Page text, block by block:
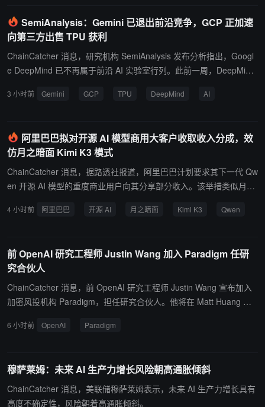
称，类似的采用趋势正在肯尼亚、尼日利亚和加纳等国蔓延，覆盖法
律、教育、商业服务等多个领域。中国开源模型（如 DeepSeek、千
问等）允许免费下载和修改，而领先的美国模型通常为闭源且收费，
在中低收入国家形成显著的成本与可及性差异。行业人士指出，中国
SemiAnalysis：Gemini 已退出前沿竞争，GCP 正加速
向第三方出售 TPU 获利
ChainCatcher 消息，研究机构 SemiAnalysis 发布分析指出，Googl
e DeepMind 已不再属于前沿 AI 实验室行列。此前一周，DeepMind
Dean 及 Gemini 联合负责人 Oriol Vinyals 等核心成员离职，创立新
emini 3.5 Pro 已被取消，Gemini 3.6 Flash 性能不及中国头部开源模
型与 Grok 4.5，当前 Gemini 在大模型排名中已跌至第 8 或第 9 位。
与此同时，GCP 正向 Anthropic 等竞争对手大量出售 TPU，过去 9
个月内已锁定数十万颗 TPU 的长期租赁及销售合同。Tokenomics 模
三方 AI 云服务收入将超 730 亿美元，TPU 系统销售额外贡献超 120
3 小时前 Gemini GCP TPU DeepMind AI
阿里巴巴拟对开源 AI 模型商用大客户收取收入分成，效
仿月之暗面 Kimi K3 模式
ChainCatcher 消息，据路透社报道，阿里巴巴计划要求其下一代 Qw
en 开源 AI 模型的重度商业用户向其分享部分收入。该举措类似月之
务出售且年收入超过 2000 万美元，需与月之暗面商谈商业协议，据
成形。DigitalOcean 等多家美国云厂商已与月之暗面签署商业协议。
定价方面，Kimi K3 的输入/输出 Token 价格约为 Anthropic Fable 模
型的三分之一。此外，由前 OpenAI CTO Mira Murati 创立的 Thinki
ng Machines Lab 也已加入开源阵营，上月发布了其首个开源模型。
式，在开源模型上探索可持续商业化路径。
4 小时前 阿里巴巴 开源 AI 月之暗面 Kimi K3 Qwen
前 OpenAI 研究工程师 Justin Wang 加入 Paradigm 任研
究合伙人
ChainCatcher 消息，前 OpenAI 研究工程师 Justin Wang 宣布加入
加密风投机构 Paradigm，担任研究合伙人。他将在 Matt Huang 和
ang 此前在 OpenAI 参与 EVMbench 项目，并使用过 Paradigm 的
6 小时前 OpenAI Paradigm
穆萨莱姆：未来 AI 生产力增长风险朝高通胀倾斜
ChainCatcher 消息，美联储穆萨莱姆表示，未来 AI 生产力增长具有
高度不确定性，风险朝着高通胀倾斜。